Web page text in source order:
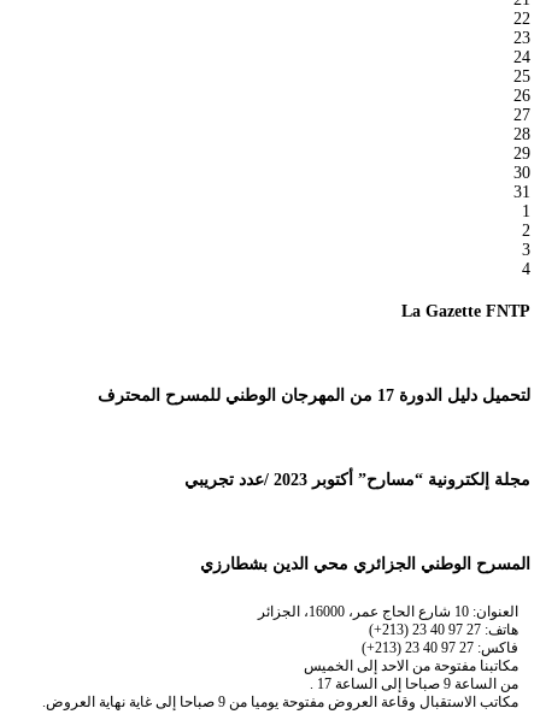
22
23
24
25
26
27
28
29
30
31
1
2
3
4
La Gazette FNTP
لتحميل دليل الدورة 17 من المهرجان الوطني للمسرح المحترف
مجلة إلكترونية “مسارح” أكتوبر 2023 /عدد تجريبي
المسرح الوطني الجزائري محي الدين بشطارزي
العنوان: 10 شارع الحاج عمر، 16000، الجزائر
هاتف: 27 97 40 23 (213+)
فاكس: 27 97 40 23 (213+)
مكاتبنا مفتوحة من الاحد إلى الخميس
من الساعة 9 صباحا إلى الساعة 17 .
مكاتب الاستقبال وقاعة العروض مفتوحة يوميا من 9 صباحا إلى غاية نهاية العروض.